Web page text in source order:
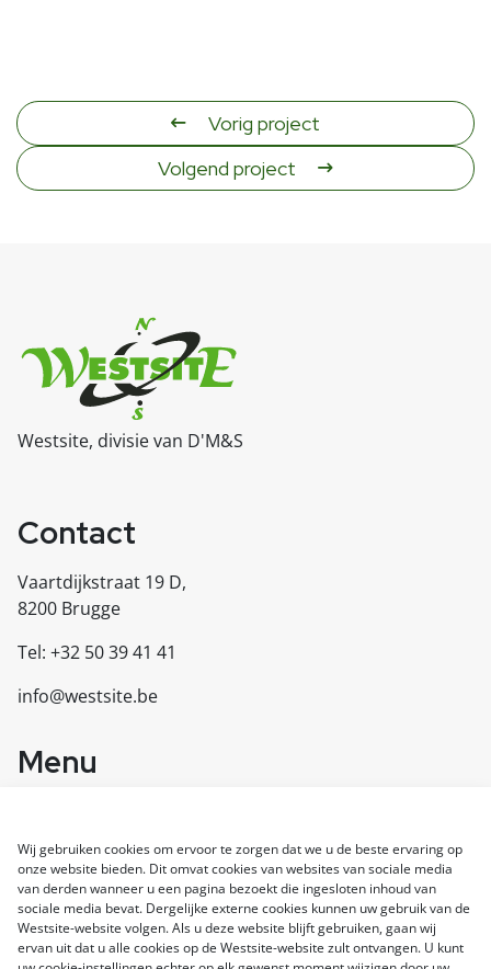
Vorig project
Volgend project
Westsite, divisie van D'M&S
Contact
Vaartdijkstraat 19 D,
8200 Brugge
Tel: +32 50 39 41 41
info@westsite.be
Menu
Over ons
Contacteer ons
© 2024 Westsite
Wij gebruiken cookies om ervoor te zorgen dat we u de beste ervaring op
onze website bieden. Dit omvat cookies van websites van sociale media
van derden wanneer u een pagina bezoekt die ingesloten inhoud van
sociale media bevat. Dergelijke externe cookies kunnen uw gebruik van de
Westsite-website volgen. Als u deze website blijft gebruiken, gaan wij
ervan uit dat u alle cookies op de Westsite-website zult ontvangen. U kunt